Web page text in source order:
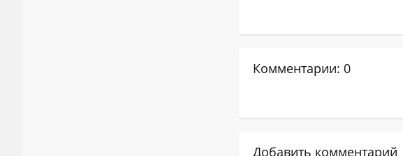
Комментарии: 0
Добавить комментарий